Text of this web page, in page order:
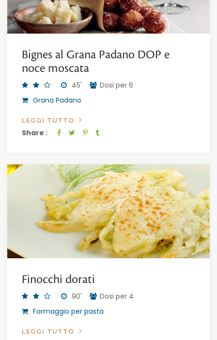
Bignes al Grana Padano DOP e
noce moscata
45'
Dosi per 6
Grana Padano
LEGGI TUTTO
Share :
Finocchi dorati
90'
Dosi per 4
Formaggio per pasta
LEGGI TUTTO